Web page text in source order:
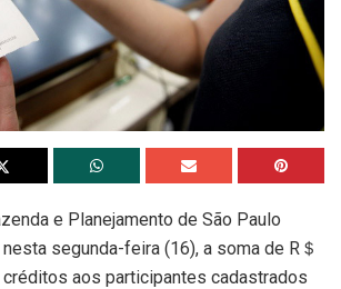
e Planejamento de São Paulo
segunda-feira (16), a soma de R＄
aos participantes cadastrados